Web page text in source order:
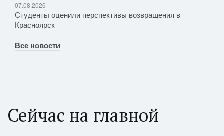
07.08.2026
Студенты оценили перспективы возвращения в
Красноярск
Все новости
Сейчас на главной